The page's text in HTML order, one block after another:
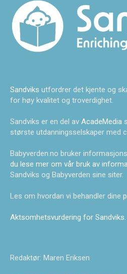
Sandviks utfordrer det kjente og
for høy kvalitet og troverdighet.
Sandviks er en del av AcadeMedia
største utdanningsselskaper med
Babyverden.no bruker
du lese mer om vår bruk av
Sandviks og Babyverden sine siter.
Les om hvordan vi behandler dine
Aktsomhetsvurdering for Sandviks.
Redaktør: Maren Eriksen